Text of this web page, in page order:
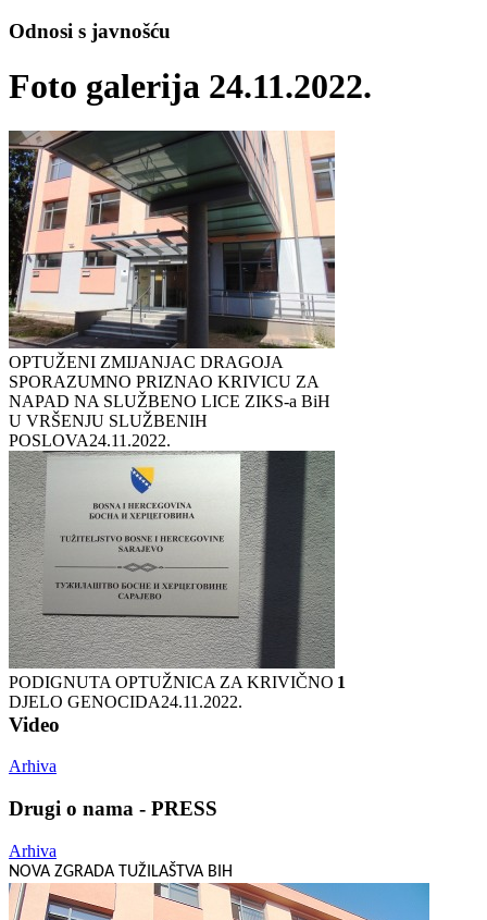
Odnosi s javnošću
Foto galerija 24.11.2022.
OPTUŽENI ZMIJANJAC DRAGOJA
SPORAZUMNO PRIZNAO KRIVICU ZA
NAPAD NA SLUŽBENO LICE ZIKS-a BiH
U VRŠENJU SLUŽBENIH
POSLOVA24.11.2022.
PODIGNUTA OPTUŽNICA ZA KRIVIČNO
DJELO GENOCIDA24.11.2022.
1
Video
Arhiva
Drugi o nama - PRESS
Arhiva
NOVA ZGRADA TUŽILAŠTVA BIH